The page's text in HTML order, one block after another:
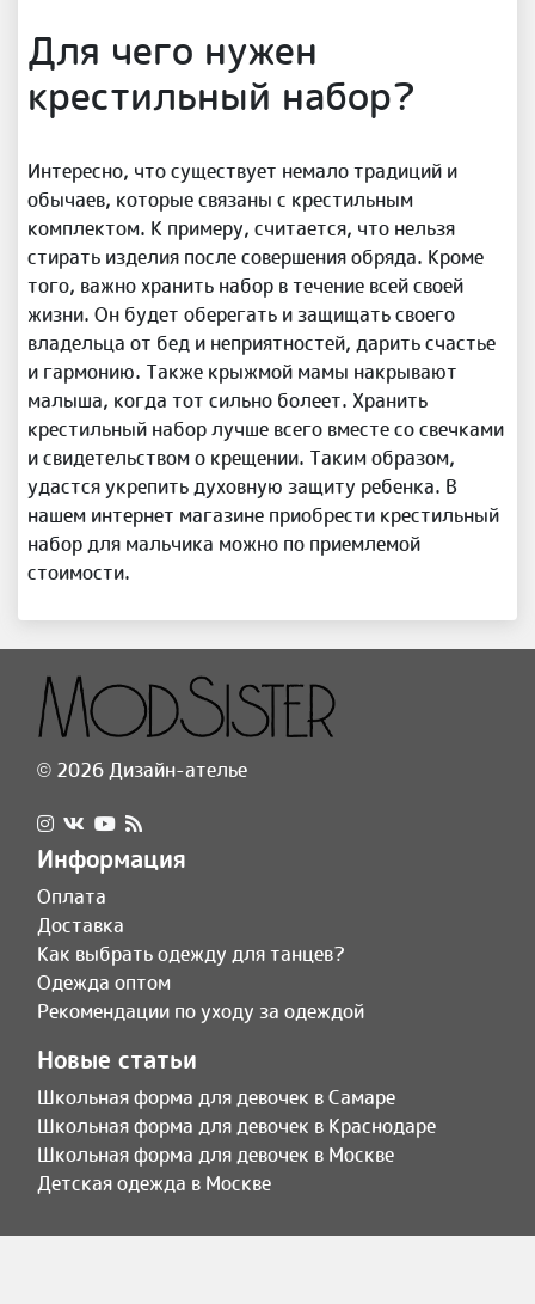
Для чего нужен
крестильный набор?
Интересно, что существует немало традиций и
обычаев, которые связаны с крестильным
комплектом. К примеру, считается, что нельзя
стирать изделия после совершения обряда. Кроме
того, важно хранить набор в течение всей своей
жизни. Он будет оберегать и защищать своего
владельца от бед и неприятностей, дарить счастье
и гармонию. Также крыжмой мамы накрывают
малыша, когда тот сильно болеет. Хранить
крестильный набор лучше всего вместе со свечками
и свидетельством о крещении. Таким образом,
удастся укрепить духовную защиту ребенка. В
нашем интернет магазине приобрести крестильный
набор для мальчика можно по приемлемой
стоимости.
© 2026 Дизайн-ателье
Информация
Оплата
Доставка
Как выбрать одежду для танцев?
Одежда оптом
Рекомендации по уходу за одеждой
Новые статьи
Школьная форма для девочек в Самаре
Школьная форма для девочек в Краснодаре
Школьная форма для девочек в Москве
Детская одежда в Москве